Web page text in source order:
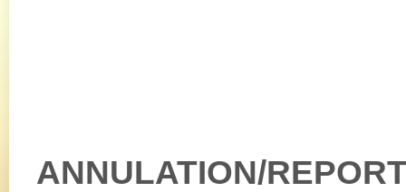
ANNULATION/